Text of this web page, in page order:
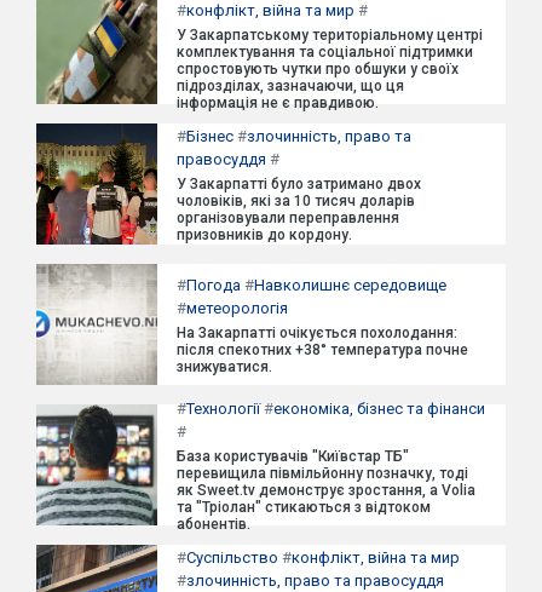
#конфлікт, війна та мир #
У Закарпатському територіальному центрі
комплектування та соціальної підтримки
спростовують чутки про обшуки у своїх
підрозділах, зазначаючи, що ця
інформація не є правдивою.
#Бізнес #злочинність, право та
правосуддя #
У Закарпатті було затримано двох
чоловіків, які за 10 тисяч доларів
організовували переправлення
призовників до кордону.
#Погода #Навколишнє середовище
#метеорологія
На Закарпатті очікується похолодання:
після спекотних +38° температура почне
знижуватися.
#Технології#економіка, бізнес та фінанси
#
База користувачів "Київстар ТБ"
перевищила півмільйонну позначку, тоді
як Sweet.tv демонструє зростання, а Volia
та "Тріолан" стикаються з відтоком
абонентів.
#Суспільство #конфлікт, війна та мир
#злочинність, право та правосуддя